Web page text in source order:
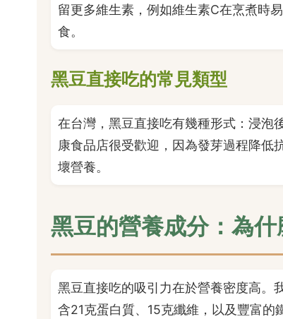
留更多維生素，例如維生素C在烹煮時
食。
黑豆直接吃的常見類型
在台灣，黑豆直接吃有幾種形式：浸泡
康食品店很受歡迎，因為發芽過程降低
壞營養。
黑豆的營養成分：為什
黑豆直接吃的吸引力在於營養密度高。
含21克蛋白質、15克纖維，以及豐富